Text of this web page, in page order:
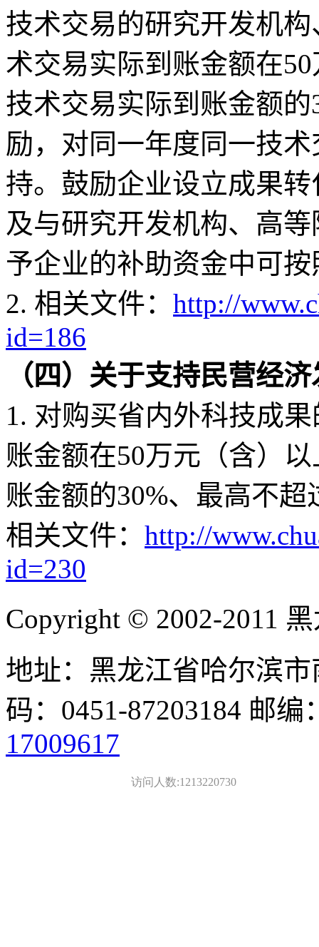
技术交易的研究开发机
术交易实际到账金额在
技术交易实际到账金额
励，对同一年度同一技
持。鼓励企业设立成果
及与研究开发机构、高
予企业的补助资金中可
2. 相关文件： http://
id=186
（四） 关于支持民营经
1. 对购买省内外科技成
账金额在50万元（含）
账金额的30%、最高不超
相关文件： http://
id=230
Copyright © 2002-2011
地址：黑龙江省哈尔滨
码：0451-87203184 邮编
17009617